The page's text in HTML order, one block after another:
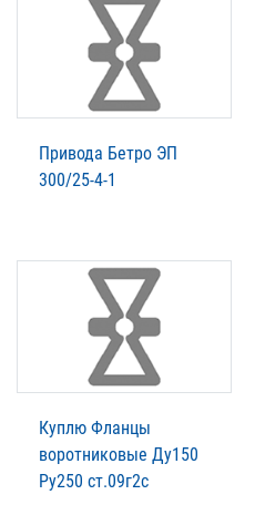
Привода Бетро ЭП
300/25-4-1
Куплю Фланцы
воротниковые Ду150
Ру250 ст.09г2с